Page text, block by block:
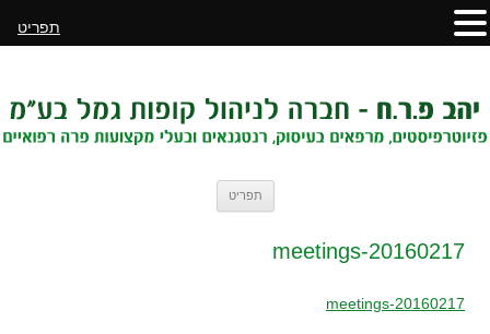
תפריט
20160217-meetings
20160217-meetings
תפריט